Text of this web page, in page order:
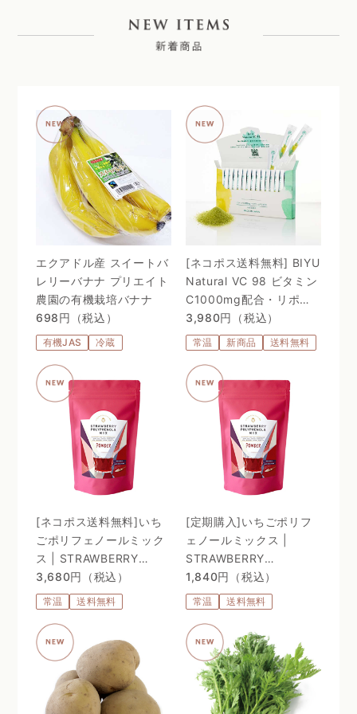
エクアドル産 スイートバ
レリーバナナ プリエイト
農園の有機栽培バナナ
698円（税込）
有機JAS 冷蔵
[ネコポス送料無料] BIYU
Natural VC 98 ビタミン
C1000mg配合・リポゾ
ームＶＣ配合〜 24時間、
体温を感じるビタミン
C。98%植物由来のリポ
ソーム処方 〜
3,980円（税込）
常温 新商品 送料無料
[ネコポス送料無料]いち
ごポリフェノールミック
ス | STRAWBERRY
POLYPHENOLS MIX
3,680円（税込）
常温 送料無料
[定期購入]いちごポリフ
ェノールミックス |
STRAWBERRY
POLYPHENOLS MIX
1,840円（税込）
常温 送料無料